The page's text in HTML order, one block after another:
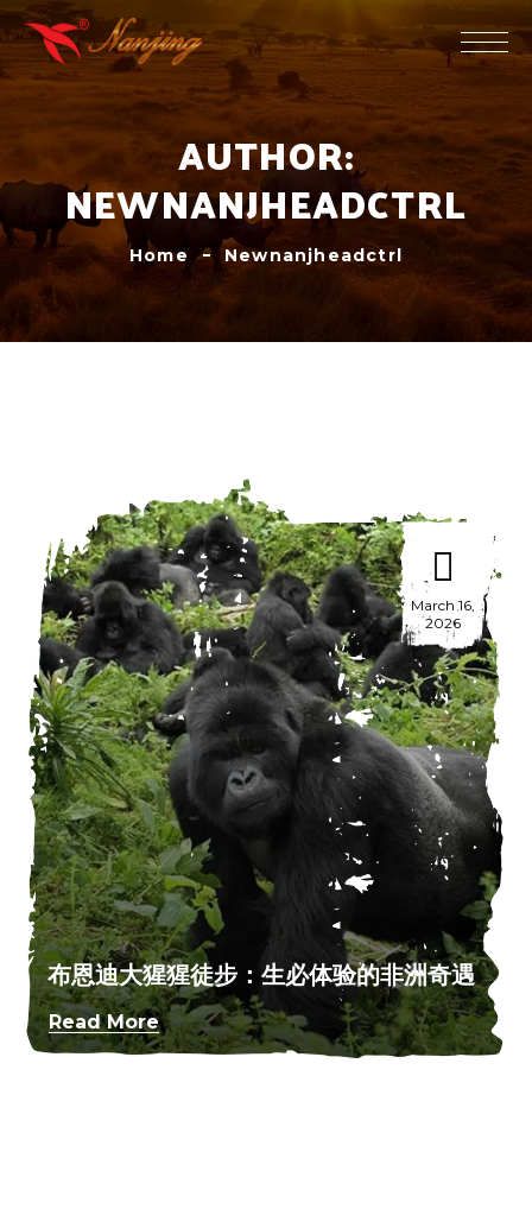
AUTHOR:
NEWNANJHEADCTRL
Home Newnanjheadctrl
March 16,
2026
布恩迪大猩猩徒步：生必体验的非洲奇遇
Read More